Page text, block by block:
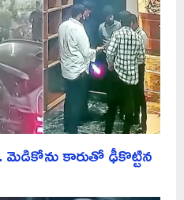
కారుతో ఢీకొట్టిన